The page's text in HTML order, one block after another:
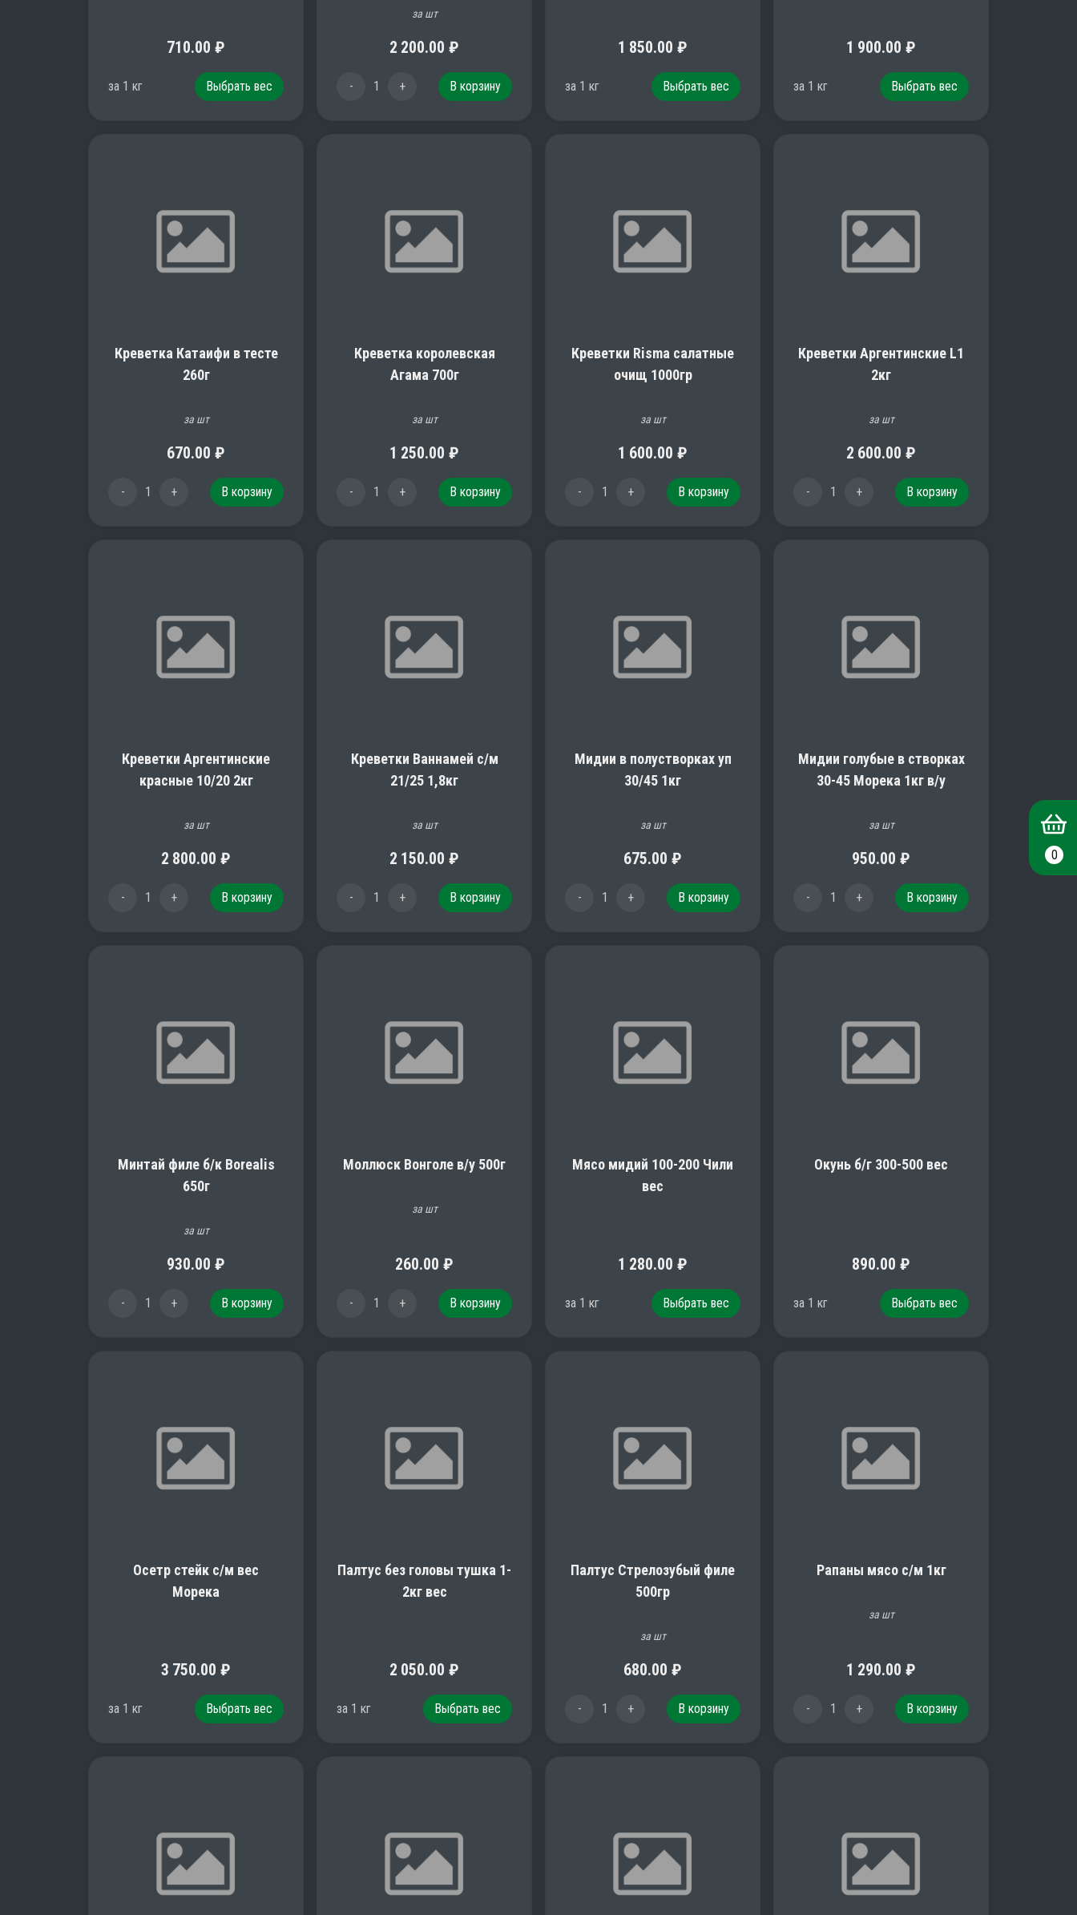
710.00 ₽
за 1 кг Выбрать вес
за шт
2 200.00 ₽
- 1 + В корзину
1 850.00 ₽
за 1 кг Выбрать вес
1 900.00 ₽
за 1 кг Выбрать вес
Креветка Катаифи в тесте
260г
за шт
670.00 ₽
- 1 + В корзину
Креветка королевская
Агама 700г
за шт
1 250.00 ₽
- 1 + В корзину
Креветки Risma салатные
очищ 1000гр
за шт
1 600.00 ₽
- 1 + В корзину
Креветки Аргентинские L1
2кг
за шт
2 600.00 ₽
- 1 + В корзину
Креветки Аргентинские
красные 10/20 2кг
за шт
2 800.00 ₽
- 1 + В корзину
Креветки Ваннамей с/м
21/25 1,8кг
за шт
2 150.00 ₽
- 1 + В корзину
Мидии в полустворках уп
30/45 1кг
за шт
675.00 ₽
- 1 + В корзину
Мидии голубые в створках
30-45 Морека 1кг в/у
за шт
950.00 ₽
- 1 + В корзину
Минтай филе б/к Borealis
650г
за шт
930.00 ₽
- 1 + В корзину
Моллюск Вонголе в/у 500г
за шт
260.00 ₽
- 1 + В корзину
Мясо мидий 100-200 Чили
вес
1 280.00 ₽
за 1 кг Выбрать вес
Окунь б/г 300-500 вес
890.00 ₽
за 1 кг Выбрать вес
Осетр стейк с/м вес
Морека
3 750.00 ₽
за 1 кг Выбрать вес
Палтус без головы тушка 1-
2кг вес
2 050.00 ₽
за 1 кг Выбрать вес
Палтус Стрелозубый филе
500гр
за шт
680.00 ₽
- 1 + В корзину
Рапаны мясо с/м 1кг
за шт
1 290.00 ₽
- 1 + В корзину
0